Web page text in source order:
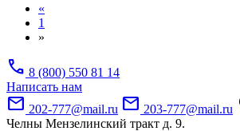
«
1
»
call 8 (800) 550 81 14
Написать нам
mail 202-777@mail.ru mail 203-777@mail.ru
Челны Мензелинский тракт д. 9.